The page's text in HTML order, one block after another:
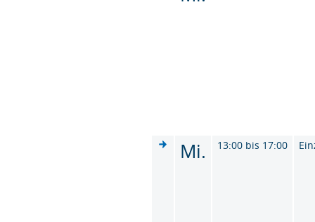
Mi. 13:00 bis 17:00